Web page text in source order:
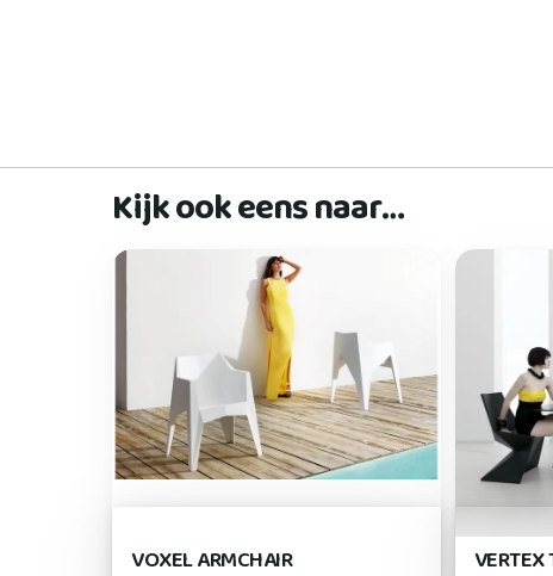
Kijk ook eens naar…
VOXEL ARMCHAIR